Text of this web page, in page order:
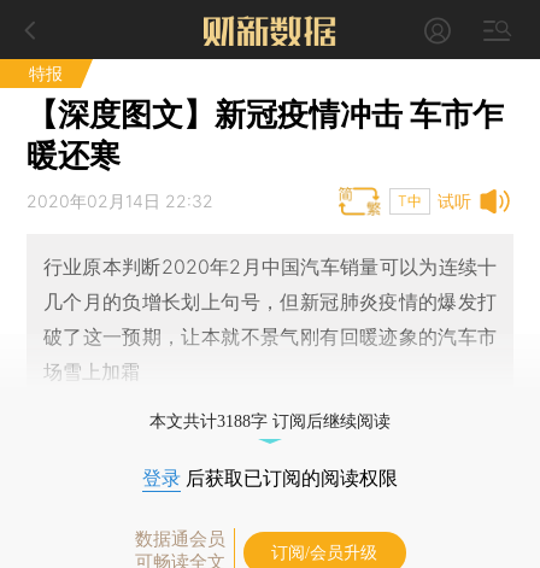
特报
【深度图文】新冠疫情冲击 车市乍
暖还寒
试听
2020年02月14日 22:32 T中
行业原本判断2020年2月中国汽车销量可以为连续十
几个月的负增长划上句号，但新冠肺炎疫情的爆发打
破了这一预期，让本就不景气刚有回暖迹象的汽车市
场雪上加霜
本文共计3188字 订阅后继续阅读
登录 后获取已订阅的阅读权限
数据通会员
可畅读全文
订阅/会员升级